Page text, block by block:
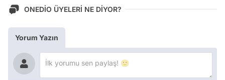
ONEDİO ÜYELERİ NE DİYOR?
Yorum Yazın